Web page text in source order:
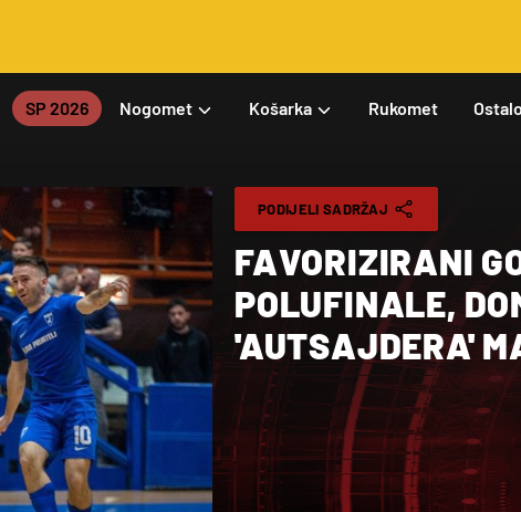
SP 2026 Nogomet Košarka Rukomet Ostalo
PODIJELI SADRŽAJ
FAVORIZIRANI
POLUFINALE,
'AUTSAJDERA'